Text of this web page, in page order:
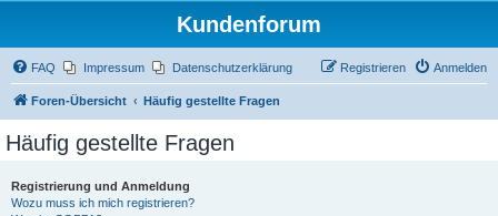
Kundenforum
FAQ Impressum Datenschutzerklärung Anmelden
Registrieren
Foren-Übersicht Häufig gestellte Fragen
Häufig gestellte Fragen
Registrierung und Anmeldung
Wozu muss ich mich registrieren?